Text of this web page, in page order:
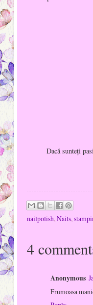
Dacă sunteți
nailpolish,Nails,
4
Anonymous
Frumoasa